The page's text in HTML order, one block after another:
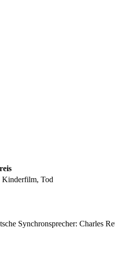
Tod
Synchronsprecher: Charles